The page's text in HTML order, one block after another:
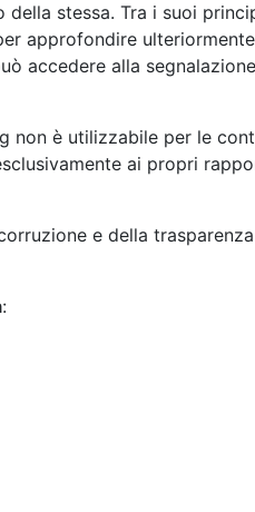
stessa. Tra i suoi
approfondire
accedere alla
è utilizzabile per le
ai propri
e della trasparenza
: